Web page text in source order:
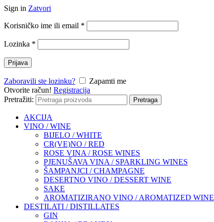
Sign in Zatvori
Korisničko ime ili email *
Lozinka *
Prijava
Zaboravili ste lozinku?
Zapamti me
Otvorite račun! Registracija
Pretražiti:
Pretraga
AKCIJA
VINO / WINE
BIJELO / WHITE
CR(VE)NO / RED
ROSE VINA / ROSE WINES
PJENUŠAVA VINA / SPARKLING WINES
ŠAMPANJCI / CHAMPAGNE
DESERTNO VINO / DESSERT WINE
SAKE
AROMATIZIRANO VINO / AROMATIZED WINE
DESTILATI / DISTILLATES
GIN